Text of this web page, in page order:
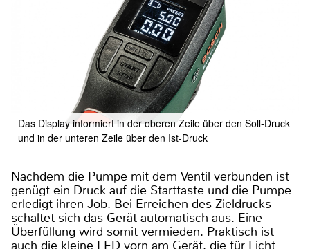
Das Display informiert in der oberen Zeile über den Soll-Druck
und in der unteren Zeile über den Ist-Druck
Nachdem die Pumpe mit dem Ventil verbunden ist
genügt ein Druck auf die Starttaste und die Pumpe
erledigt ihren Job. Bei Erreichen des Zieldrucks
schaltet sich das Gerät automatisch aus. Eine
Überfüllung wird somit vermieden. Praktisch ist
auch die kleine LED vorn am Gerät, die für Licht